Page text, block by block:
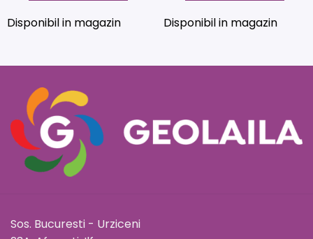
Disponibil in magazin Disponibil in magazin
Sos. Bucuresti - Urziceni